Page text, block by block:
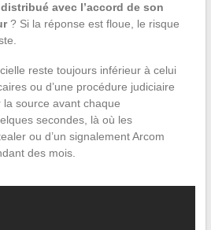
avec l’accord de son
? Si la réponse est floue, le risque
reste toujours inférieur à celui
ou d’une procédure judiciaire
source avant chaque
secondes, là où les
ou d’un signalement Arcom
des mois.